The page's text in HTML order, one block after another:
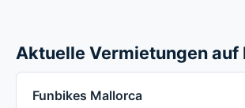
Aktuelle Vermietungen auf
Funbikes Mallorca